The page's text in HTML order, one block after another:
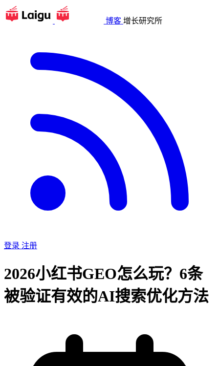
博客 增长研究所
登录 注册
2026小红书GEO怎么玩？6条
被验证有效的AI搜索优化方法